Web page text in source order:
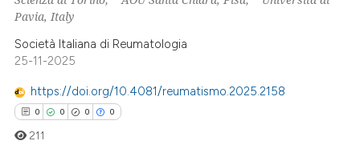
Pavia, Italy
Società Italiana di Reumatologia
25-11-2025
https://doi.org/10.4081/reumatismo.2025.2158
0 0 0 0
211